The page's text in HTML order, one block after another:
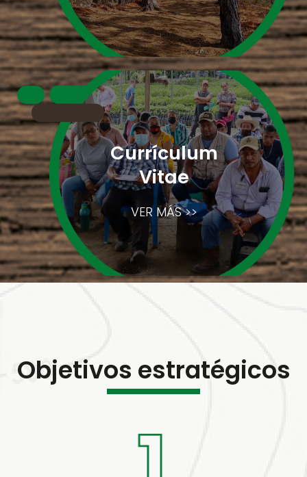
Currículum
Vitae
VER MÁS >>
Objetivos estratégicos